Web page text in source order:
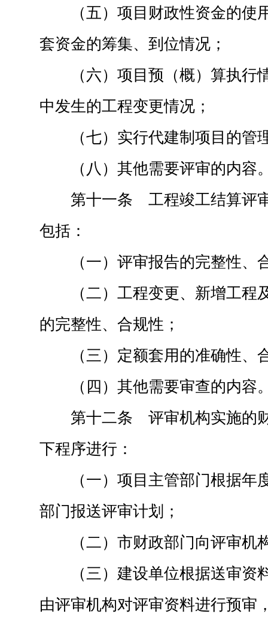
（五）项目财政性资金的
套资金的筹集、到位情况；
（六）项目预（概）算执
中发生的工程变更情况；
（七）实行代建制项目的管
（八）其他需要评审的内容
第十一条 工程竣工结算评
包括：
（一）评审报告的完整性、
（二）工程变更、新增工
的完整性、合规性；
（三）定额套用的准确性、
（四）其他需要审查的内容
第十二条 评审机构实施的
下程序进行：
（一）项目主管部门根据
部门报送评审计划；
（二）市财政部门向评审机
（三）建设单位根据送审
由评审机构对评审资料进行预审